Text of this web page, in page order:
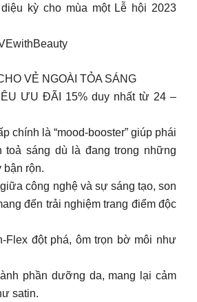
kỳ cho mùa một Lễ hội 2023
VẺ NGOÀI TỎA SÁNG
ƯU ĐÃI 15% duy nhất từ 24 –
chính là “mood-booster” giúp phái
toả sáng dù là đang trong những
bận rộn.
công nghệ và sự sáng tạo, son
đến trải nghiệm trang điểm độc
Flex đột phá, ôm trọn bờ môi như
phần dưỡng da, mang lại cảm
satin.